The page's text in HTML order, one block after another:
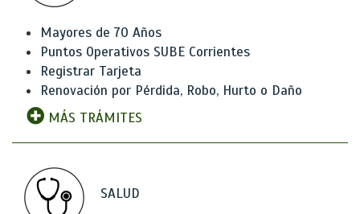
Mayores de 70 Años
Puntos Operativos SUBE Corrientes
Registrar Tarjeta
Renovación por Pérdida, Robo, Hurto o Daño
MÁS TRÁMITES
SALUD